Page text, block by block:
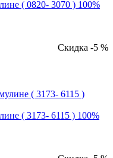
( 0820- 3070 ) 100%
Скидка -5 %
( 3173- 6115 ) 100%